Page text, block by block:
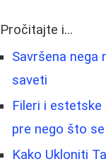
Pročitajte i...
Savršena nega
saveti
Fileri i
pre nego što
Kako Ukloniti